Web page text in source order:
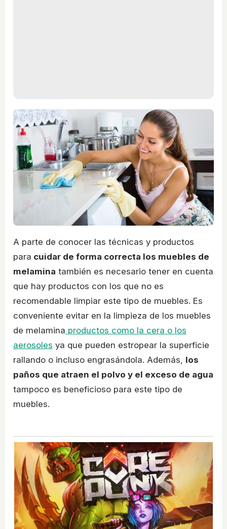
A parte de conocer las técnicas y productos
para cuidar de forma correcta los muebles de
melamina también es necesario tener en cuenta
que hay productos con los que no es
recomendable limpiar este tipo de muebles. Es
conveniente evitar en la limpieza de los muebles
de melamina productos como la cera o los
aerosoles ya que pueden estropear la superficie
rallando o incluso engrasándola. Además, los
paños que atraen el polvo y el exceso de agua
tampoco es beneficioso para este tipo de
muebles.